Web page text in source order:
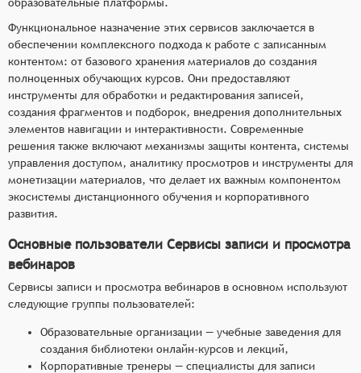
Функциональное назначение этих сервисов заключается в
обеспечении комплексного подхода к работе с записанным
контентом: от базового хранения материалов до создания
полноценных обучающих курсов. Они предоставляют
инструменты для обработки и редактирования записей,
создания фрагментов и подборок, внедрения дополнительных
элементов навигации и интерактивности. Современные
решения также включают механизмы защиты контента, системы
управления доступом, аналитику просмотров и инструменты для
монетизации материалов, что делает их важным компонентом
экосистемы дистанционного обучения и корпоративного
развития.
Основные пользователи Сервисы записи и просмотра
вебинаров
Сервисы записи и просмотра вебинаров в основном используют
следующие группы пользователей:
Образовательные организации — учебные заведения для
создания библиотеки онлайн-курсов и лекций,
Корпоративные тренеры — специалисты для записи